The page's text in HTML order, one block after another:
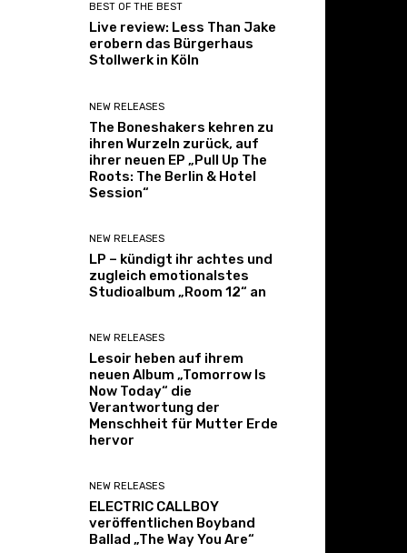
BEST OF THE BEST
Live review: Less Than Jake
erobern das Bürgerhaus
Stollwerk in Köln
NEW RELEASES
The Boneshakers kehren zu
ihren Wurzeln zurück, auf
ihrer neuen EP „Pull Up The
Roots: The Berlin & Hotel
Session“
NEW RELEASES
LP – kündigt ihr achtes und
zugleich emotionalstes
Studioalbum „Room 12“ an
NEW RELEASES
Lesoir heben auf ihrem
neuen Album „Tomorrow Is
Now Today“ die
Verantwortung der
Menschheit für Mutter Erde
hervor
NEW RELEASES
ELECTRIC CALLBOY
veröffentlichen Boyband
Ballad „The Way You Are“